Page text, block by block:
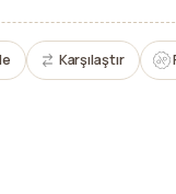
Karşılaştır